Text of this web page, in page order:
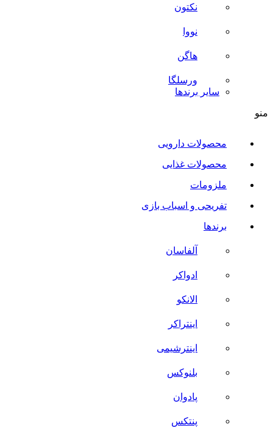
نکتون
نووا
هاگن
ورسلگا
سایر برند‌ها
منو
محصولات دارویی
محصولات غذایی
ملزومات
تفریحی و اسباب بازی
برندها
آلفاسان
ادواکر
الانکو
اینتراکر
اینترشیمی
بلنوکس
پادوان
پنتکس